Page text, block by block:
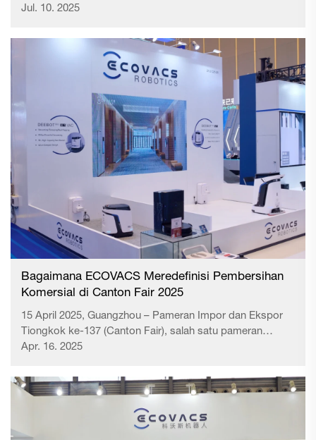
gedung perkantoran, rumah sakit, pabrik, dan ruang
estetika bebas debu, dan sifat anti-statik...
Jul. 10. 2025
Bagaimana ECOVACS Meredefinisi Pembersihan
Komersial di Canton Fair 2025
15 April 2025, Guangzhou – Pameran Impor dan Ekspor
Tiongkok ke-137 (Canton Fair), salah satu pameran
dagang terbesar di dunia, dimulai di Guangzhou. Sebagai
tahun ini menampilkan sebuah paviliun khusus...
Apr. 16. 2025